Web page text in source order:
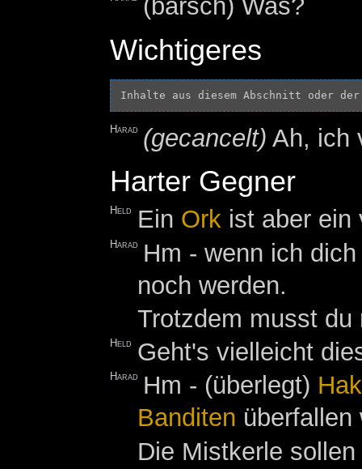
(barsch) Was?
Wichtigeres
Inhalte aus diesem Abschnitt oder
Harad (gecancelt) Ah, ich
Harter Gegner
Held Ein Ork ist aber ein
Harad
Hm - wenn ich
noch werden.
Trotzdem musst
Held Geht's vielleicht
Harad Hm - (überlegt)
Banditen überfallen
Die Mistkerle